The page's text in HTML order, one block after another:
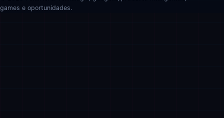
games e oportunidades.